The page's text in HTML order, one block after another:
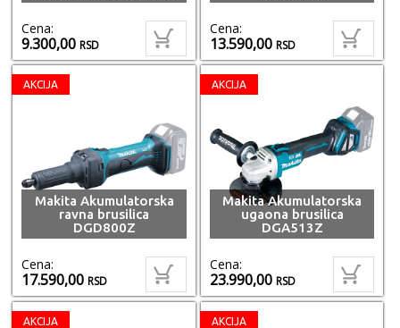
Cena:
9.300,00RSD
Cena:
13.590,00RSD
AKCIJA
Makita Akumulatorska
ravna brusilica
DGD800Z
Cena:
17.590,00RSD
AKCIJA
Makita Akumulatorska
ugaona brusilica
DGA513Z
Cena:
23.990,00RSD
AKCIJA AKCIJA